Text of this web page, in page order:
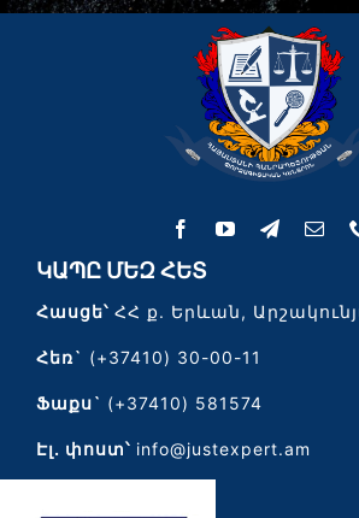
ԿԱՊԸ ՄԵԶ ՀԵՏ
Հասցե՝ՀՀ ք. Երևան,
Հեռ` (+37410) 30-00-11
Ֆաքս` (+37410) 581574
Էլ․ փոստ՝ info@justexpert.am